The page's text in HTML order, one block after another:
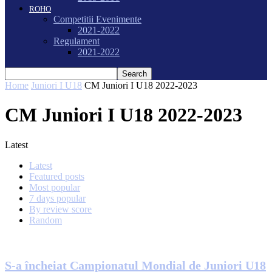
ROHO
Competitii Evenimente
2021-2022
Regulament
2021-2022
Home Juniori I U18 CM Juniori I U18 2022-2023
CM Juniori I U18 2022-2023
Latest
Latest
Featured posts
Most popular
7 days popular
By review score
Random
S-a încheiat Campionatul Mondial de Juniori U18